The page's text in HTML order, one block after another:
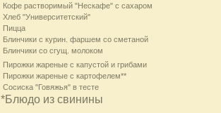
Кофе растворимый "Нескафе" с сахаром
Хлеб "Университетский"
Пицца
Блинчики с курин. фаршем со сметаной
Блинчики со сгущ. молоком
Пирожки жареные с капустой и грибами
Пирожки жареные с картофелем**
Сосиска "Говяжья" в тесте
*Блюдо из свинины